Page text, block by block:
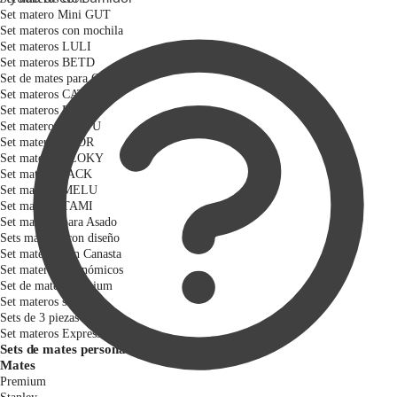
Set matero Mini GUT
Set materos con mochila
Set materos LULI
Set materos BETD
Set de mates para Caballero
Set materos CATA
Set materos FAR
Set materos FARTU
Set materos FLOR
Set materos FLOKY
Set materos JACK
Set materos MELU
Set materos TAMI
Set materos para Asado
Sets materos con diseño
Set materos con Canasta
Set materos Económicos
Set de mates Premium
Set materos sin bolso
Sets de 3 piezas
Set materos Express
Sets de mates personalizados
Mates
Premium